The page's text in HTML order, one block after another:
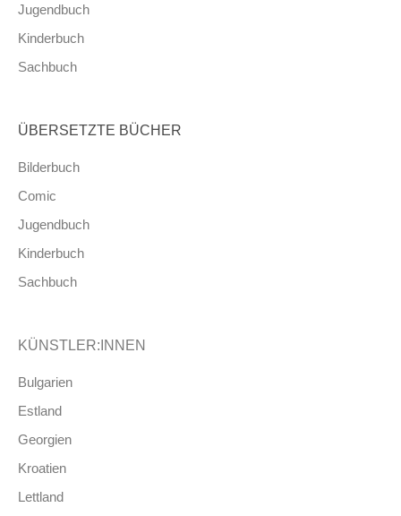
Jugendbuch
Kinderbuch
Sachbuch
ÜBERSETZTE BÜCHER
Bilderbuch
Comic
Jugendbuch
Kinderbuch
Sachbuch
KÜNSTLER:INNEN
Bulgarien
Estland
Georgien
Kroatien
Lettland